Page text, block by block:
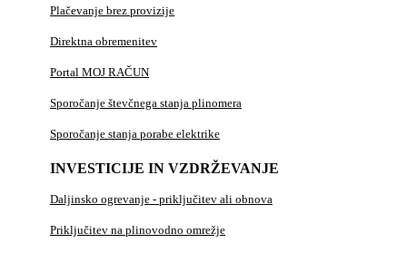
Plačevanje brez provizije
Direktna obremenitev
Portal MOJ RAČUN
Sporočanje števčnega stanja plinomera
Sporočanje stanja porabe elektrike
INVESTICIJE IN VZDRŽEVANJE
Daljinsko ogrevanje - priključitev ali obnova
Priključitev na plinovodno omrežje